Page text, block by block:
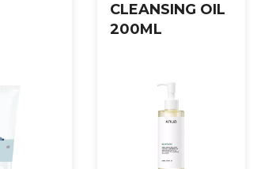
CLEANSING OIL
200ML